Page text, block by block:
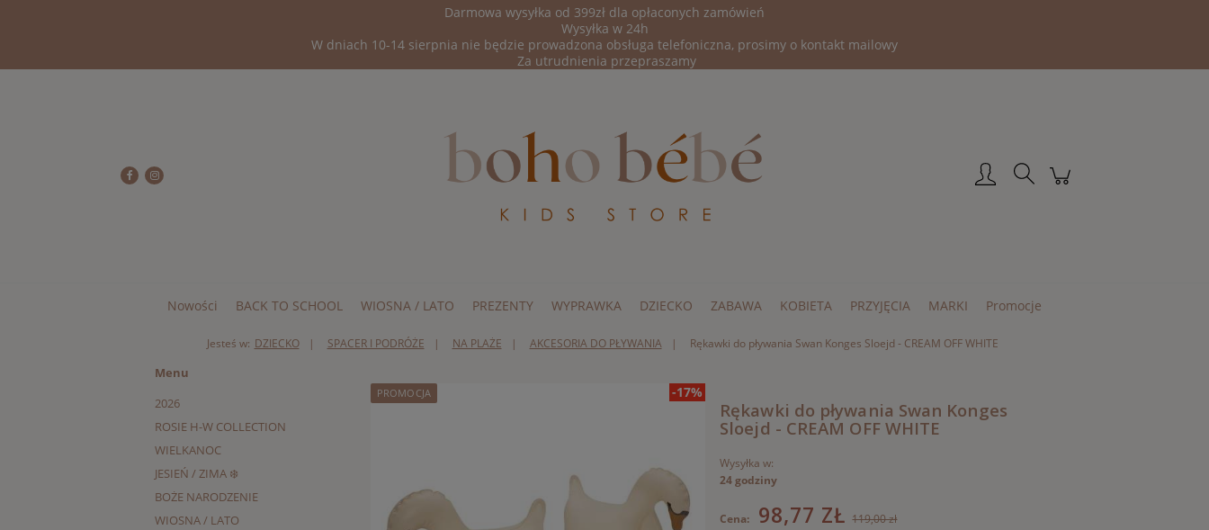
Darmowa wysyłka od 399zł dla opłaconych zamówień
Wysyłka w 24h
W dniach 10-14 sierpnia nie będzie prowadzona obsługa telefoniczna, prosimy o kontakt mailowy
Za utrudnienia przepraszamy
Nowości BACK TO SCHOOL WIOSNA / LATO PREZENTY WYPRAWKA DZIECKO ZABAWA KOBIETA PRZYJĘCIA MARKI Promocje
Jesteś w: DZIECKO SPACER I PODRÓŻE NA PLAŻE AKCESORIA DO PŁYWANIA Rękawki do pływania Swan Konges Sloejd - CREAM OFF WHITE
Menu
2026
ROSIE H-W COLLECTION
WIELKANOC
JESIEŃ / ZIMA ❄️
BOŻE NARODZENIE
WIOSNA / LATO
PROMOCJA -17%
Rękawki do pływania Swan Konges
Sloejd - CREAM OFF WHITE
Wysyłka w:
24 godziny
Cena: 98,77 ZŁ 119,00 zł